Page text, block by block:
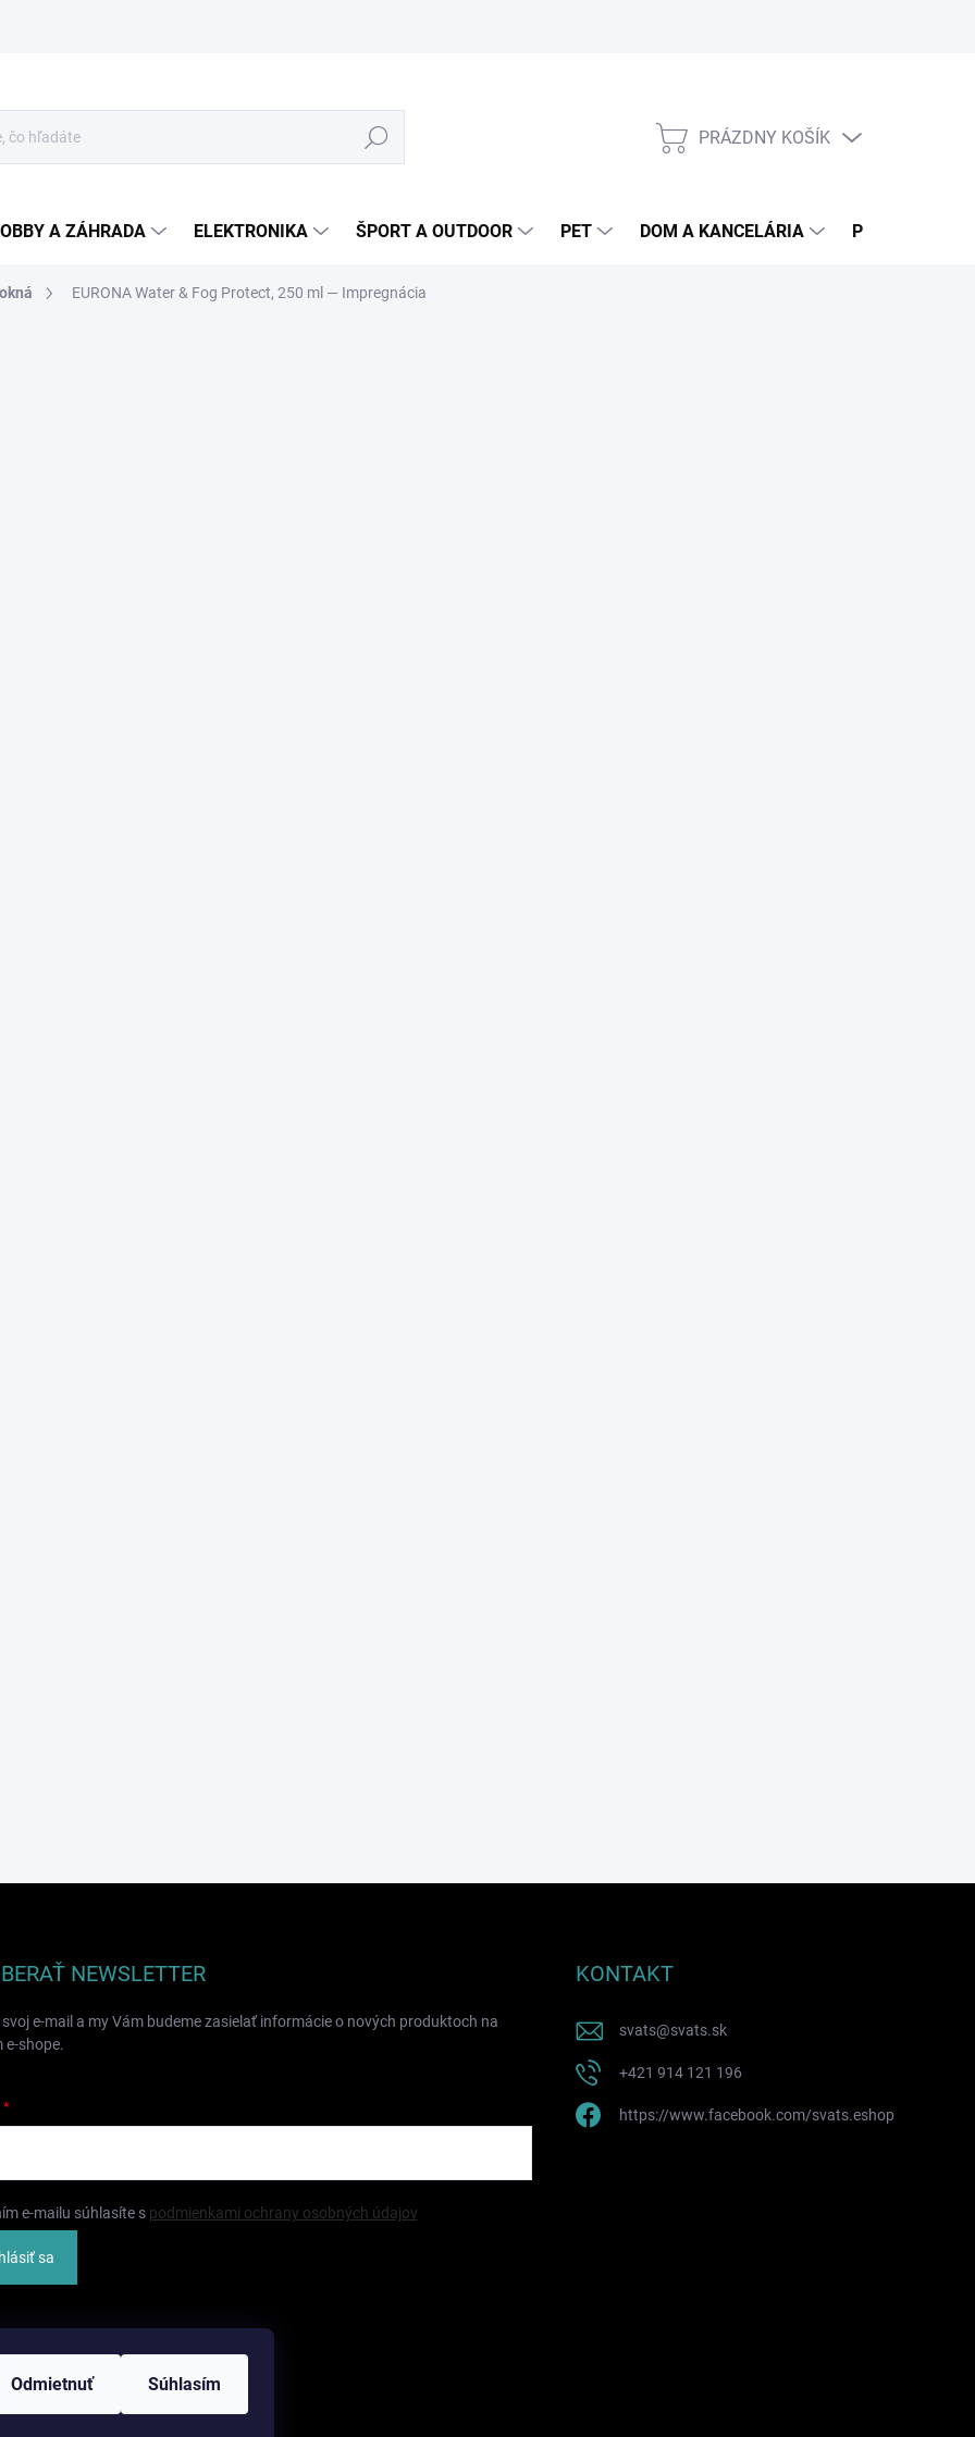
Odmietnuť Súhlasím
Hľadať
NÁKUPNÝ
PRÁZDNY KOŠÍK
A ZÁHRADA ELEKTRONIKA ŠPORT A OUTDOOR PET DOM A KANCELÁRIA POTRAVINY
EURONA Water & Fog Protect, 250 ml — Impregnácia
NEWSLETTER
e-mail a my Vám budeme zasielať informácie o nových produktoch na
e-shope.
e-mailu súhlasíte s podmienkami ochrany osobných údajov
sa
KONTAKT
svats@svats.sk
+421 914 121 196
https://www.facebook.com/svats.eshop